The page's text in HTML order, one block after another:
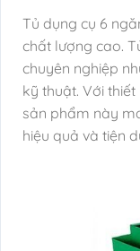
Tủ dụng cụ 6
chất lượng cao.
chuyên nghiệp
kỹ thuật. Với thiết
sản phẩm này
hiệu quả và tiện